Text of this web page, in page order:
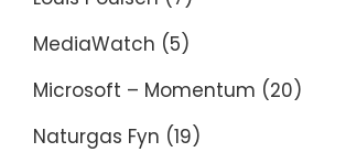
MediaWatch (5)
Microsoft – Momentum (20)
Naturgas Fyn (19)